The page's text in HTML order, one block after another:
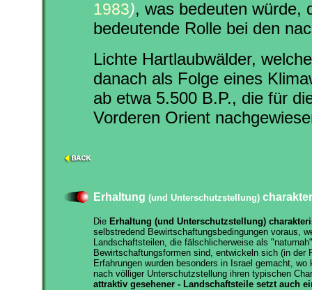
1983), was bedeuten würde,
bedeutende Rolle bei den
Lichte Hartlaubwälder,
danach als Folge eines
ab etwa 5.500 B.P., die für
Vorderen Orient
Erhaltung (und Unterschutzstellung)
Die Erhaltung (und Unterschutzstellung)
selbstredend Bewirtschaftungsbedingungen voraus,
Landschaftsteilen, die fälschlicherweise als
Bewirtschaftungsformen sind, entwickeln sich (in
Erfahrungen wurden besonders in Israel gemacht,
nach völliger Unterschutzstellung ihren typischen
attraktiv gesehener - Landschaftsteile setzt auch